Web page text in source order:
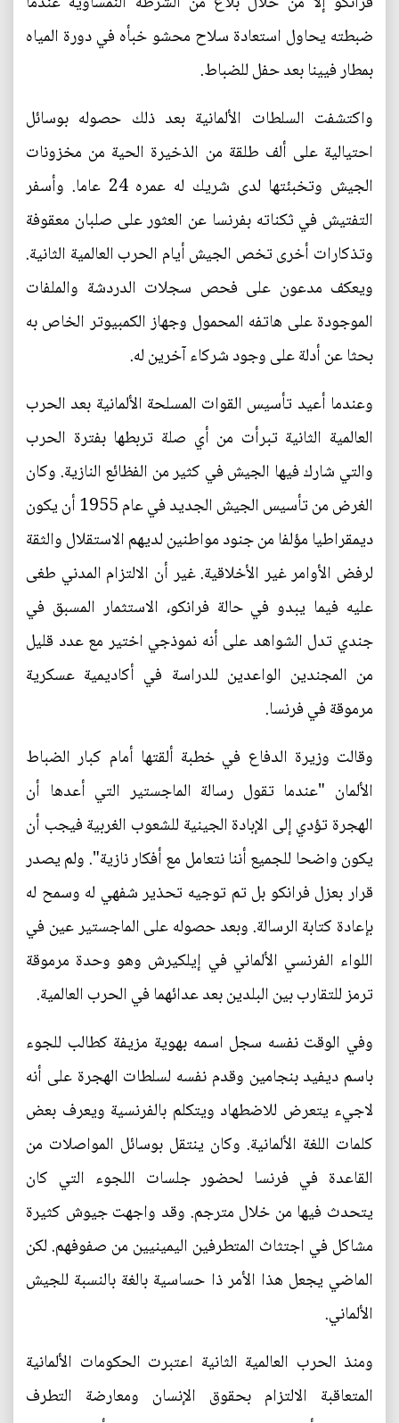
ضبطته يحاول استعادة سلاح محشو خبأه في دورة المياه
بمطار فيينا بعد حفل للضباط.
واكتشفت السلطات الألمانية بعد ذلك حصوله بوسائل
احتيالية على ألف طلقة من الذخيرة الحية من مخزونات
الجيش وتخبئتها لدى شريك له عمره 24 عاما. وأسفر
التفتيش في ثكناته بفرنسا عن العثور على صلبان معقوفة
وتذكارات أخرى تخص الجيش أيام الحرب العالمية الثانية.
ويعكف مدعون على فحص سجلات الدردشة والملفات
الموجودة على هاتفه المحمول وجهاز الكمبيوتر الخاص به
بحثا عن أدلة على وجود شركاء آخرين له.
وعندما أعيد تأسيس القوات المسلحة الألمانية بعد الحرب
العالمية الثانية تبرأت من أي صلة تربطها بفترة الحرب
والتي شارك فيها الجيش في كثير من الفظائع النازية. وكان
الغرض من تأسيس الجيش الجديد في عام 1955 أن يكون
ديمقراطيا مؤلفا من جنود مواطنين لديهم الاستقلال والثقة
لرفض الأوامر غير الأخلاقية. غير أن الالتزام المدني طغى
عليه فيما يبدو في حالة فرانكو، الاستثمار المسبق في
جندي تدل الشواهد على أنه نموذجي اختير مع عدد قليل
من المجندين الواعدين للدراسة في أكاديمية عسكرية
مرموقة في فرنسا.
وقالت وزيرة الدفاع في خطبة ألقتها أمام كبار الضباط
الألمان "عندما تقول رسالة الماجستير التي أعدها أن
الهجرة تؤدي إلى الإبادة الجينية للشعوب الغربية فيجب أن
يكون واضحا للجميع أننا نتعامل مع أفكار نازية". ولم يصدر
قرار بعزل فرانكو بل تم توجيه تحذير شفهي له وسمح له
بإعادة كتابة الرسالة. وبعد حصوله على الماجستير عين في
اللواء الفرنسي الألماني في إيلكيرش وهو وحدة مرموقة
ترمز للتقارب بين البلدين بعد عدائهما في الحرب العالمية.
وفي الوقت نفسه سجل اسمه بهوية مزيفة كطالب للجوء
باسم ديفيد بنجامين وقدم نفسه لسلطات الهجرة على أنه
لاجيء يتعرض للاضطهاد ويتكلم بالفرنسية ويعرف بعض
كلمات اللغة الألمانية. وكان ينتقل بوسائل المواصلات من
القاعدة في فرنسا لحضور جلسات اللجوء التي كان
يتحدث فيها من خلال مترجم. وقد واجهت جيوش كثيرة
مشاكل في اجتثاث المتطرفين اليمينيين من صفوفهم. لكن
الماضي يجعل هذا الأمر ذا حساسية بالغة بالنسبة للجيش
الألماني.
ومنذ الحرب العالمية الثانية اعتبرت الحكومات الألمانية
المتعاقبة الالتزام بحقوق الإنسان ومعارضة التطرف